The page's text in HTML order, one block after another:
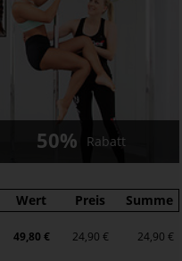
50% Rabatt
Wert Preis Summe
49,80 € 24,90 € 24,90 €